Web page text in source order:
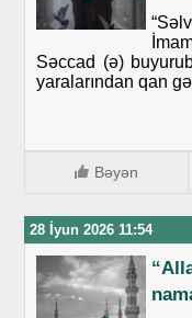
Səccad (ə)
yaralarından qan
Bəyən
28 İyun 2026 11:54